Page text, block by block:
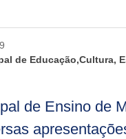
de Educação,Cultura,
de Ensino de